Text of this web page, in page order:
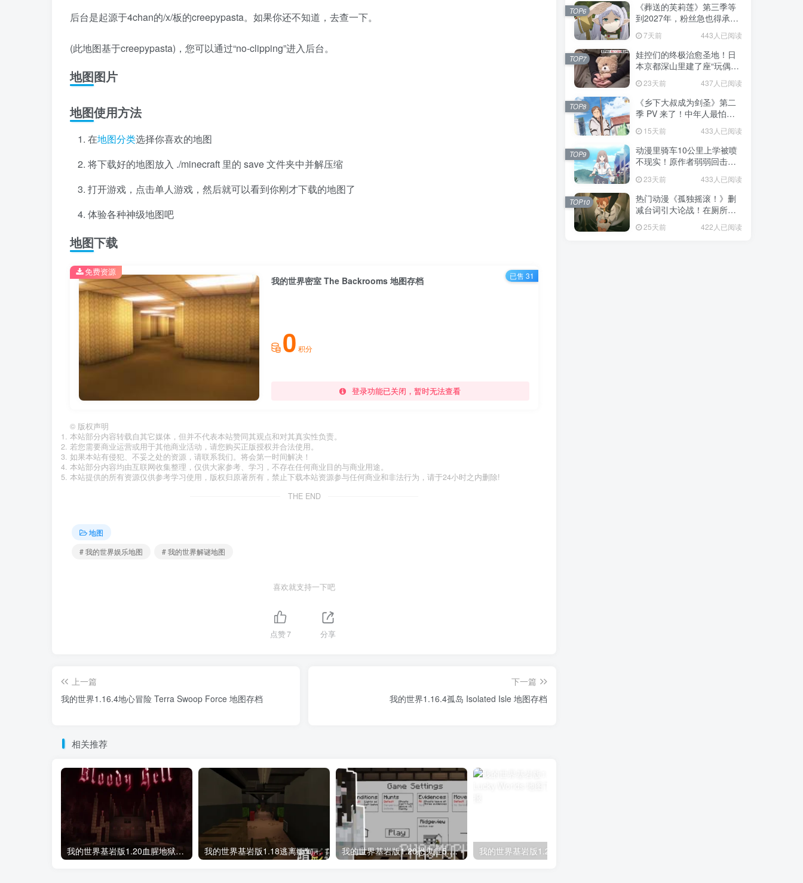
后台是起源于4chan的/x/板的creepypasta。如果你还不知道，去查一下。
(此地图基于creepypasta)，您可以通过“no-clipping”进入后台。
地图图片
地图使用方法
在地图分类选择你喜欢的地图
将下载好的地图放入 ./minecraft 里的 save 文件夹中并解压缩
打开游戏，点击单人游戏，然后就可以看到你刚才下载的地图了
体验各种神级地图吧
地图下载
我的世界密室 The Backrooms 地图存档
0 积分
登录功能已关闭，暂时无法查看
免费资源 已售 31
© 版权声明
本站部分内容转载自其它媒体，但并不代表本站赞同其观点和对其真实性负责。
若您需要商业运营或用于其他商业活动，请您购买正版授权并合法使用。
如果本站有侵犯、不妥之处的资源，请联系我们。将会第一时间解决！
本站部分内容均由互联网收集整理，仅供大家参考、学习，不存在任何商业目的与商业用途。
本站提供的所有资源仅供参考学习使用，版权归原著所有，禁止下载本站资源参与任何商业和非法行为，请于24小时之内删除!
THE END
地图
# 我的世界娱乐地图
# 我的世界解谜地图
喜欢就支持一下吧
点赞7 分享
上一篇
我的世界1.16.4地心冒险 Terra Swoop Force 地图存档
下一篇
我的世界1.16.4孤岛 Isolated Isle 地图存档
相关推荐
我的世界基岩版1.20血腥地狱-极致视觉+心理二合一地图存档下载 我的世界基岩版1.18逃离缅甸诈骗-暗影秘网地图存档下载 我的世界基岩版1.20恐鬼症5.0地图存档下载
《葬送的芙莉莲》第三季等
到2027年，粉丝急也得承认
这次慢得有道理！
7天前 443人已阅读
TOP6
娃控们的终极治愈圣地！日
本京都深山里建了座“玩偶神
社”，不仅能拍照还能给娃祈
福！23天前 437人已阅读
TOP7
《乡下大叔成为剑圣》第二
季 PV 来了！中年人最怕的
不是变老，而是没人愿意再
相信你！
15天前 433人已阅读
TOP8
动漫里骑车10公里上学被喷
不现实！原作者弱弱回击：
常通勤！
23天前 433人已阅读
TOP9
热门动漫《孤独摇滚！》删
减台词引大论战！在厕所吃
现充！
25天前 422人已阅读
TOP10